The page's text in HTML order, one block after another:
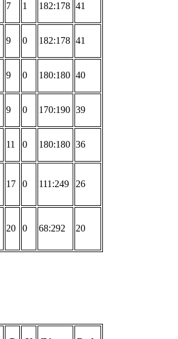
7 1 182:178 41
9 0 182:178 41
9 0 180:180 40
9 0 170:190 39
11 0 180:180 36
17 0 111:249 26
20 0 68:292 20